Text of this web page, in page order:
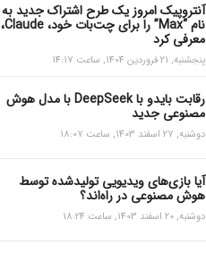
آنتروپیک امروز یک طرح اشتراک جدید به
نام “Max” را برای چت‌بات خود، Claude،
معرفی کرد
پنجشنبه, 21 فروردین 1404, ساعت 14:17
رقابت بایدو با DeepSeek با مدل هوش
مصنوعی جدید
دوشنبه, 27 اسفند 1403, ساعت 18:07
آیا بازی‌های ویدیویی تولیدشده توسط
هوش مصنوعی در راه‌اند؟
دوشنبه, 20 اسفند 1403, ساعت 18:24